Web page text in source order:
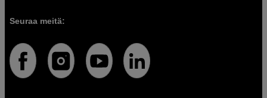
Seuraa meitä: